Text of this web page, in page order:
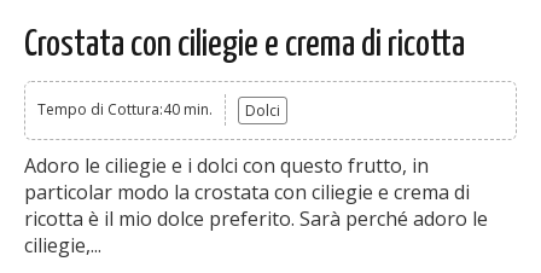
Crostata con ciliegie e crema di ricotta
Tempo di Cottura:40 min. Dolci
Adoro le ciliegie e i dolci con questo frutto, in
particolar modo la crostata con ciliegie e crema di
ricotta è il mio dolce preferito. Sarà perché adoro le
ciliegie,...